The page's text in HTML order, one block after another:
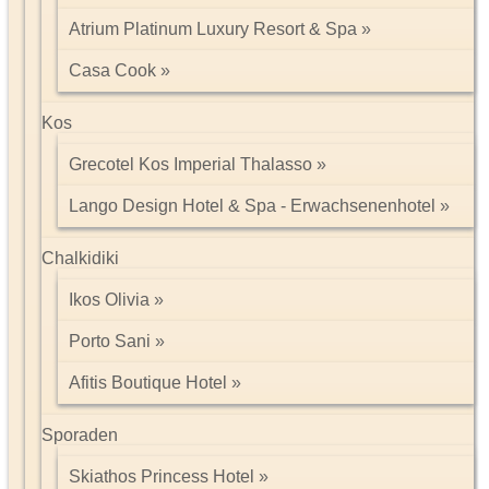
Atrium Platinum Luxury Resort & Spa
Casa Cook
Kos
Grecotel Kos Imperial Thalasso
Lango Design Hotel & Spa - Erwachsenenhotel
Chalkidiki
Ikos Olivia
Porto Sani
Afitis Boutique Hotel
Sporaden
Skiathos Princess Hotel
Impressum/Kontakt
Datenschutz